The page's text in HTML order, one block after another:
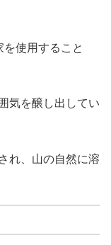
使用すること
気を醸し出してい
れ、山の自然に溶